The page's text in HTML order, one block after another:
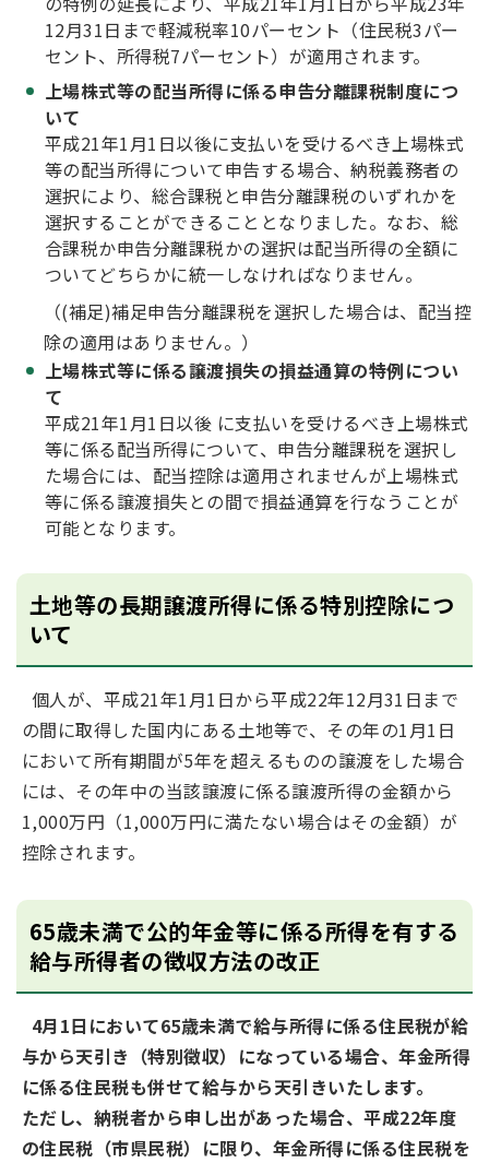
12月31日まで軽減税率10パーセント（住民税3パー
セント、所得税7パーセント）が適用されます。
上場株式等の配当所得に係る申告分離課税制度につ
いて
平成21年1月1日以後に支払いを受けるべき上場株式
等の配当所得について申告する場合、納税義務者の
選択により、総合課税と申告分離課税のいずれかを
選択することができることとなりました。なお、総
合課税か申告分離課税かの選択は配当所得の全額に
ついてどちらかに統一しなければなりません。
（(補足)補足申告分離課税を選択した場合は、配当控
除の適用はありません。）
上場株式等に係る譲渡損失の損益通算の特例につい
て
平成21年1月1日以後 に支払いを受けるべき上場株式
等に係る配当所得について、申告分離課税を選択し
た場合には、配当控除は適用されませんが上場株式
等に係る譲渡損失との間で損益通算を行なうことが
可能となります。
土地等の長期譲渡所得に係る特別控除につ
いて
個人が、平成21年1月1日から平成22年12月31日まで
の間に取得した国内にある土地等で、その年の1月1日
において所有期間が5年を超えるものの譲渡をした場合
には、その年中の当該譲渡に係る譲渡所得の金額から
1,000万円（1,000万円に満たない場合はその金額）が
控除されます。
65歳未満で公的年金等に係る所得を有する
給与所得者の徴収方法の改正
4月1日において65歳未満で給与所得に係る住民税が給
与から天引き（特別徴収）になっている場合、年金所得
に係る住民税も併せて給与から天引きいたします。
ただし、納税者から申し出があった場合、平成22年度
の住民税（市県民税）に限り、年金所得に係る住民税を